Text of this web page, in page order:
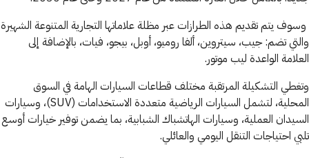
وسوف يتم تقديم هذه الطرازات عبر مظلة علاماتها التجارية المتنوعة الشهيرة
والتي تضم: جيب، سيتروين، ألفا روميو، أوبل، بيجو، فيات، بالإضافة إلى
العلامة الواعدة ليب موتور.
وتغطي التشكيلة المرتقبة مختلف قطاعات السيارات الهامة في السوق
المحلية، لتشمل السيارات الرياضية متعددة الاستخدامات (SUV)، وسيارات
السيدان العملية، وسيارات الهاتشباك الشبابية، بما يضمن توفير خيارات أوسع
تلبي احتياجات التنقل اليومي والعائلي.